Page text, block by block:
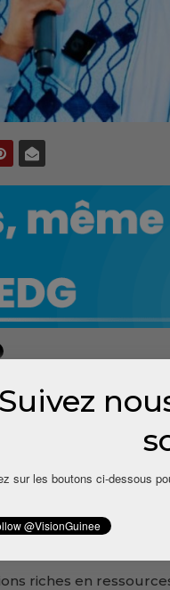
Avec l’entrée en
des exportations
capables de
affluent,
au pays et les
favorables.
: la Guinée possède-t-
en prospérité
riches en
Suivez
sur les boutons ci-dessous